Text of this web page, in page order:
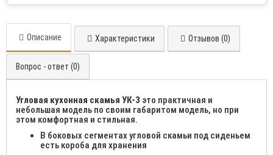
Описание Характеристики Отзывов (0)
Вопрос - ответ (0)
Угловая кухонная скамья УК-3 это практичная и
небольшая модель по своим габаритом модель, но при
этом комфортная и стильная.
В боковых сегментах угловой скамьи под сиденьем
есть короба для хранения